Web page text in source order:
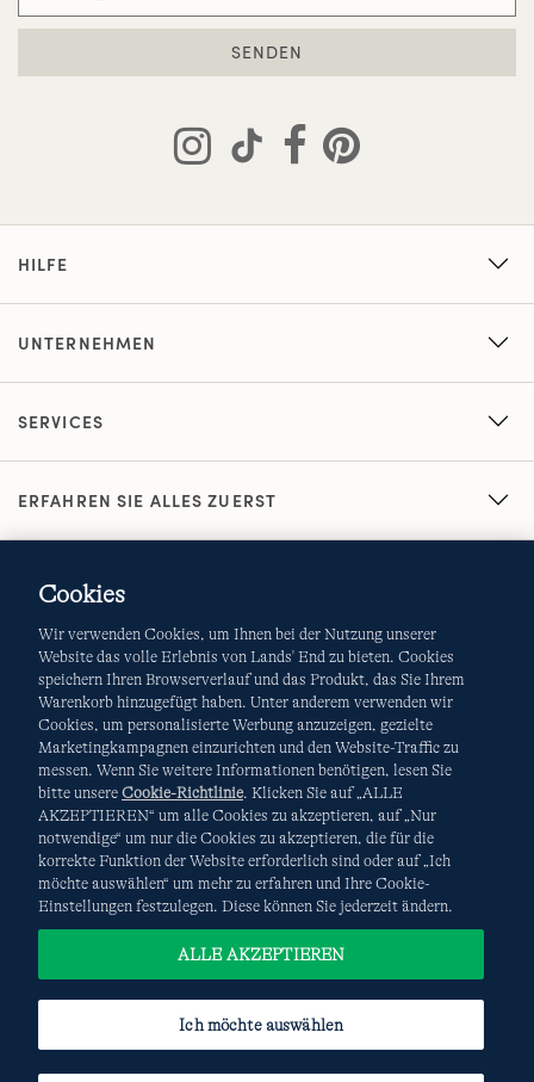
SENDEN
HILFE
UNTERNEHMEN
SERVICES
ERFAHREN SIE ALLES ZUERST
AGB Datenschutz & Sicherheit
Cookies-Ich möchte auswählen Site Map
Internationale Websites
Diese Website ist durch reCAPTCHA geschützt. Es gelten die
DatenschutzerklärungundNutzungsbedingungen
Google.
Cookies
Wir verwenden Cookies, um Ihnen bei der Nutzung unserer
Website das volle Erlebnis von Lands' End zu bieten. Cookies
speichern Ihren Browserverlauf und das Produkt, das Sie Ihrem
Warenkorb hinzugefügt haben. Unter anderem verwenden wir
Cookies, um personalisierte Werbung anzuzeigen, gezielte
Marketingkampagnen einzurichten und den Website-Traffic zu
messen. Wenn Sie weitere Informationen benötigen, lesen Sie
bitte unsere Cookie-Richtlinie. Klicken Sie auf „ALLE
AKZEPTIEREN“ um alle Cookies zu akzeptieren, auf „Nur
notwendige“ um nur die Cookies zu akzeptieren, die für die
korrekte Funktion der Website erforderlich sind oder auf „Ich
möchte auswählen“ um mehr zu erfahren und Ihre Cookie-
Einstellungen festzulegen. Diese können Sie jederzeit ändern.
Ich möchte auswählen
ALLE AKZEPTIEREN